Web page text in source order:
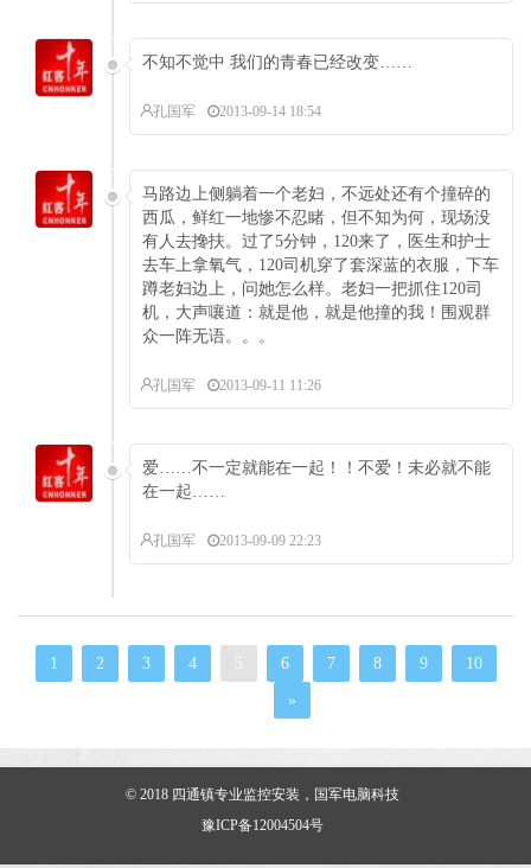
不知不觉中 我们的青春已经改变……
孔国军 2013-09-14 18:54
马路边上侧躺着一个老妇，不远处还有个撞碎的
西瓜，鲜红一地惨不忍睹，但不知为何，现场没
有人去搀扶。过了5分钟，120来了，医生和护士
去车上拿氧气，120司机穿了套深蓝的衣服，下车
蹲老妇边上，问她怎么样。老妇一把抓住120司
机，大声嚷道：就是他，就是他撞的我！围观群
众一阵无语。。。
孔国军 2013-09-11 11:26
爱……不一定就能在一起！！不爱！未必就不能
在一起……
孔国军 2013-09-09 22:23
1 2 3 4 5 6 7 8 9 10
»
© 2018 四通镇专业监控安装，国军电脑科技
豫ICP备12004504号